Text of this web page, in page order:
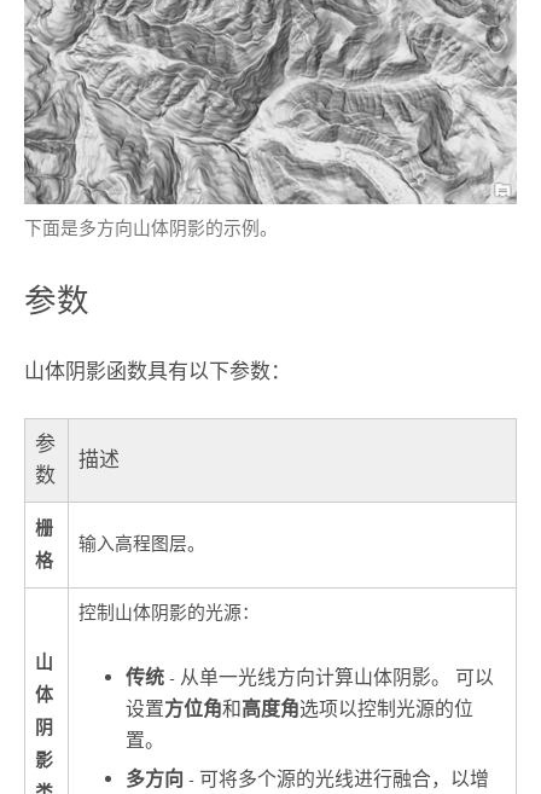
下面是多方向山体阴影的示例。
参数
山体阴影函数具有以下参数：
参
数
描述
栅
格
输入高程图层。
山
体
阴
影
控制山体阴影的光源：
传统 - 从单一光线方向计算山体阴影。 可以
设置方位角和高度角选项以控制光源的位
置。
多方向 - 可将多个源的光线进行融合，以增